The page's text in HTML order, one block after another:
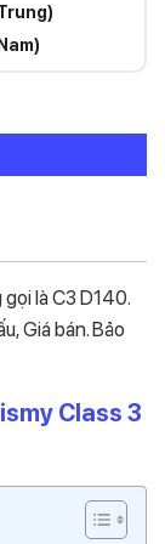
là C3 D140.
Giá bán. Bảo
Class 3